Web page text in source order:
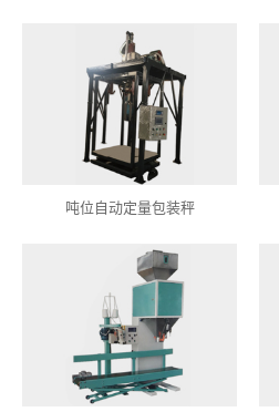
吨位自动定量包装秤